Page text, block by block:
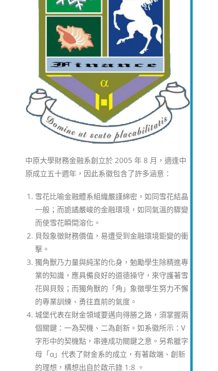
中原大學財務金融系創立於 2005 年 8 月，適逢中
原成立五十週年，因此系徽包含了許多涵意：
雪花比喻金融體系組織嚴謹綿密，如同雪花結晶
一般；而詭譎嚴峻的金融環境，如同氣溫的驟變
而使雪花瞬間溶化。
貝殼象徵財務價值，易遭受到金融環境鉅變的衝
擊。
獨角獸乃力量與純潔的化身，勉勵學生除精進專
業的知識，應具備良好的道德操守，來守護著雪
花與貝殼；而獨角獸的「角」象徵學生努力不懈
的專業訓練、勇往直前的氣度。
城堡代表在財金領域要邁向得勝之路，須掌握兩
個關鍵：一為契機、二為創新。如系徽所示：V
字形中的契機點，串連成功關鍵之意。另希臘字
母「α」代表了財金系的成立，有著啟端、創新
的理想，構想出自於啟示錄 1:8 。